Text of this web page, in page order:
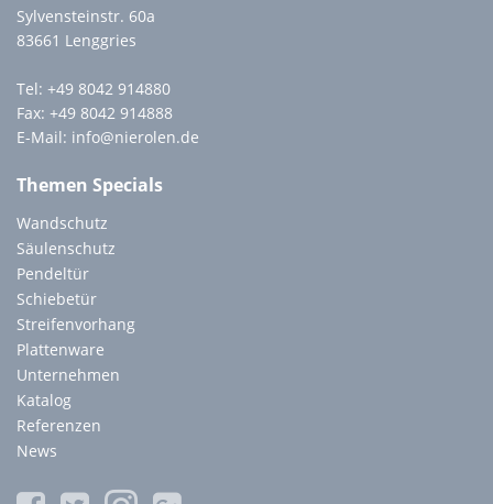
Sylvensteinstr. 60a
83661 Lenggries
Tel: +49 8042 914880
Fax: +49 8042 914888
E-Mail: info@nierolen.de
Themen Specials
Wandschutz
Säulenschutz
Pendeltür
Schiebetür
Streifenvorhang
Plattenware
Unternehmen
Katalog
Referenzen
News